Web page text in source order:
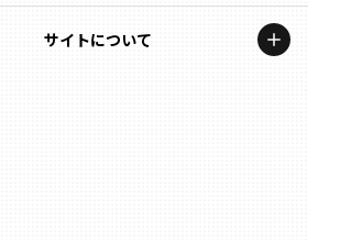
岩手
地域を代表する企業100選
記事ライター
サイトについて